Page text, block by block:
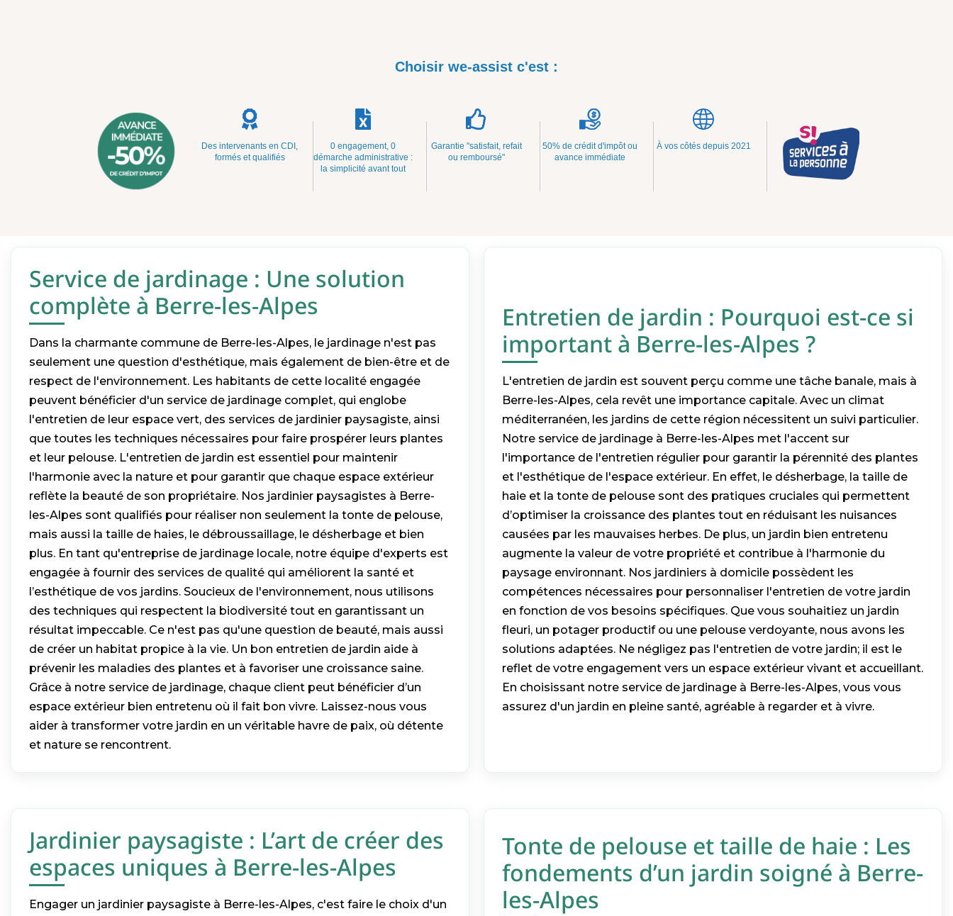
Choisir we-assist c'est :
Des intervenants en CDI,
formés et qualifiés
0 engagement, 0
démarche administrative :
la simplicité avant tout
Garantie "satisfait, refait
ou remboursé"
50% de crédit d'impôt ou
avance immédiate
À vos côtés depuis 2021
Service de jardinage : Une solution
complète à Berre-les-Alpes
Dans la charmante commune de Berre-les-Alpes, le jardinage n'est pas
seulement une question d'esthétique, mais également de bien-être et de
respect de l'environnement. Les habitants de cette localité engagée
peuvent bénéficier d'un service de jardinage complet, qui englobe
l'entretien de leur espace vert, des services de jardinier paysagiste, ainsi
que toutes les techniques nécessaires pour faire prospérer leurs plantes
et leur pelouse. L'entretien de jardin est essentiel pour maintenir
l'harmonie avec la nature et pour garantir que chaque espace extérieur
reflète la beauté de son propriétaire. Nos jardinier paysagistes à Berre-
les-Alpes sont qualifiés pour réaliser non seulement la tonte de pelouse,
mais aussi la taille de haies, le débroussaillage, le désherbage et bien
plus. En tant qu'entreprise de jardinage locale, notre équipe d'experts est
engagée à fournir des services de qualité qui améliorent la santé et
l’esthétique de vos jardins. Soucieux de l'environnement, nous utilisons
des techniques qui respectent la biodiversité tout en garantissant un
résultat impeccable. Ce n'est pas qu'une question de beauté, mais aussi
de créer un habitat propice à la vie. Un bon entretien de jardin aide à
prévenir les maladies des plantes et à favoriser une croissance saine.
Grâce à notre service de jardinage, chaque client peut bénéficier d’un
espace extérieur bien entretenu où il fait bon vivre. Laissez-nous vous
aider à transformer votre jardin en un véritable havre de paix, où détente
et nature se rencontrent.
Entretien de jardin : Pourquoi est-ce si
important à Berre-les-Alpes ?
L'entretien de jardin est souvent perçu comme une tâche banale, mais à
Berre-les-Alpes, cela revêt une importance capitale. Avec un climat
méditerranéen, les jardins de cette région nécessitent un suivi particulier.
Notre service de jardinage à Berre-les-Alpes met l'accent sur
l'importance de l'entretien régulier pour garantir la pérennité des plantes
et l'esthétique de l'espace extérieur. En effet, le désherbage, la taille de
haie et la tonte de pelouse sont des pratiques cruciales qui permettent
d’optimiser la croissance des plantes tout en réduisant les nuisances
causées par les mauvaises herbes. De plus, un jardin bien entretenu
augmente la valeur de votre propriété et contribue à l'harmonie du
paysage environnant. Nos jardiniers à domicile possèdent les
compétences nécessaires pour personnaliser l'entretien de votre jardin
en fonction de vos besoins spécifiques. Que vous souhaitiez un jardin
fleuri, un potager productif ou une pelouse verdoyante, nous avons les
solutions adaptées. Ne négligez pas l'entretien de votre jardin; il est le
reflet de votre engagement vers un espace extérieur vivant et accueillant.
En choisissant notre service de jardinage à Berre-les-Alpes, vous vous
assurez d'un jardin en pleine santé, agréable à regarder et à vivre.
Jardinier paysagiste : L’art de créer des
espaces uniques à Berre-les-Alpes
Engager un jardinier paysagiste à Berre-les-Alpes, c'est faire le choix d'un
Tonte de pelouse et taille de haie : Les
fondements d’un jardin soigné à Berre-
les-Alpes